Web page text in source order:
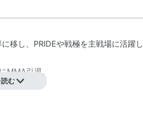
移し、PRIDEや戦極を主戦場に活躍し
MMA引退。
ている。
む